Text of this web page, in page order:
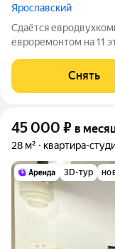
Ярославский
Сдаётся
евроремонтом на 11
Стиральная машина Холодильник Посудомоечная машина
Кондиционер Дом -
Снять
45 000 ₽ в
28 м² квартира-
3D-тур